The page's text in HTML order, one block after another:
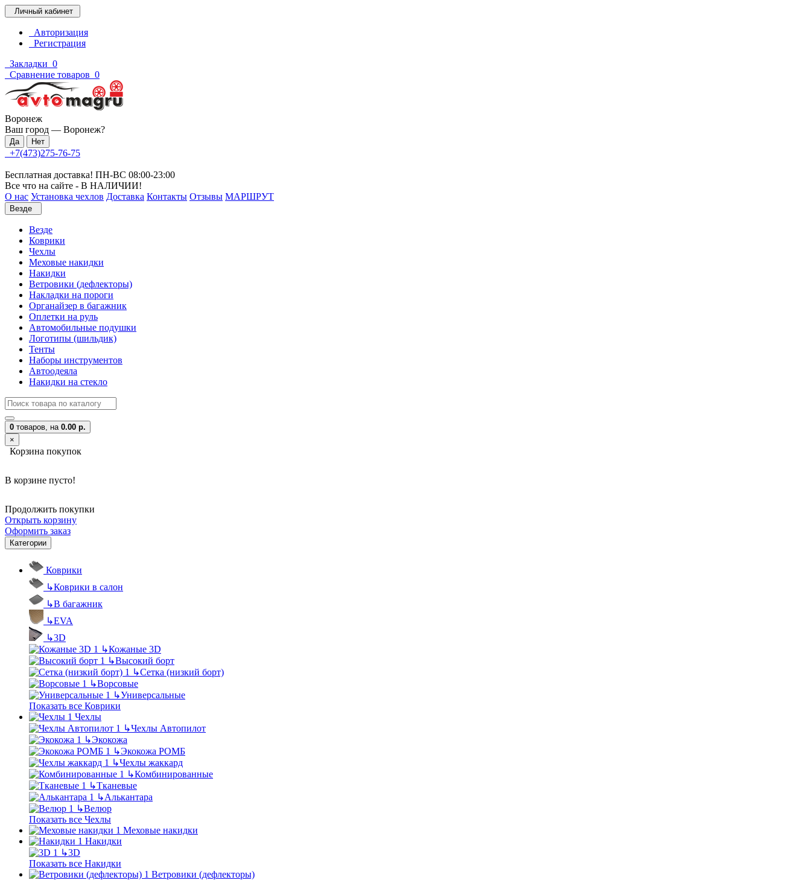
Личный кабинет
Авторизация
Регистрация
Закладки 0
Сравнение товаров 0
Воронеж
Ваш город — Воронеж?
+7(473)275-76-75
Бесплатная доставка! ПН-ВС 08:00-23:00
Все что на сайте - В НАЛИЧИИ!
О нас Установка чехлов Доставка Контакты Отзывы МАРШРУТ
Везде
Везде
Коврики
Чехлы
Меховые накидки
Накидки
Ветровики (дефлекторы)
Накладки на пороги
Органайзер в багажник
Оплетки на руль
Автомобильные подушки
Логотипы (шильдик)
Тенты
Наборы инструментов
Автоодеяла
Накидки на стекло
0 товаров, на 0.00 р.
×
Корзина покупок
В корзине пусто!
Продолжить покупки
Открыть корзину
Оформить заказ
Категории
Коврики
↳Коврики в салон
↳В багажник
↳EVA
↳3D
↳Кожаные 3D
↳Высокий борт
↳Сетка (низкий борт)
↳Ворсовые
↳Универсальные
Показать все Коврики
Чехлы
↳Чехлы Автопилот
↳Экокожа
↳Экокожа РОМБ
↳Чехлы жаккард
↳Комбинированные
↳Тканевые
↳Алькантара
↳Велюр
Показать все Чехлы
Меховые накидки
Накидки
↳3D
Показать все Накидки
Ветровики (дефлекторы)